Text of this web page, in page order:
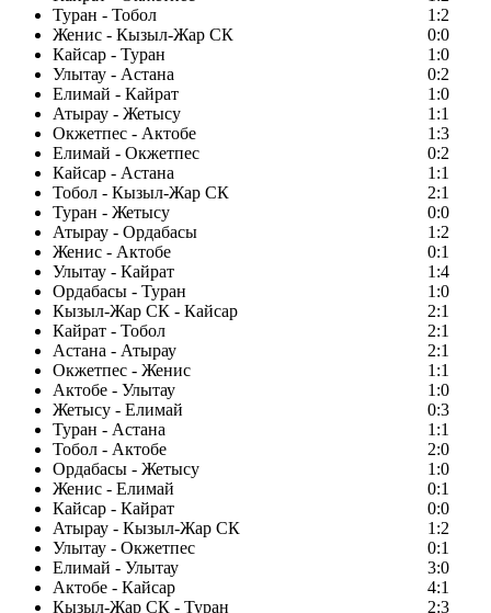
Туран - Тобол
1:2
Женис - Кызыл-Жар СК
0:0
Кайсар - Туран
1:0
Улытау - Астана
0:2
Елимай - Кайрат
1:0
Атырау - Жетысу
1:1
Окжетпес - Актобе
1:3
Елимай - Окжетпес
0:2
Кайсар - Астана
1:1
Тобол - Кызыл-Жар СК
2:1
Туран - Жетысу
0:0
Атырау - Ордабасы
1:2
Женис - Актобе
0:1
Улытау - Кайрат
1:4
Ордабасы - Туран
1:0
Кызыл-Жар СК - Кайсар
2:1
Кайрат - Тобол
2:1
Астана - Атырау
2:1
Окжетпес - Женис
1:1
Актобе - Улытау
1:0
Жетысу - Елимай
0:3
Туран - Астана
1:1
Тобол - Актобе
2:0
Ордабасы - Жетысу
1:0
Женис - Елимай
0:1
Кайсар - Кайрат
0:0
Атырау - Кызыл-Жар СК
1:2
Улытау - Окжетпес
0:1
Елимай - Улытау
3:0
Актобе - Кайсар
4:1
Кызыл-Жар СК - Туран
2:3